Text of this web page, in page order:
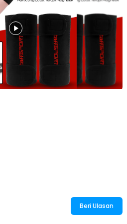
untuk gym, jogging, hiking, basket,
Knee support membantu
aktivitas intens.
pembelian produk ini:
Pelindung Lutut Magnetik Kneepad
Beri Ulasan